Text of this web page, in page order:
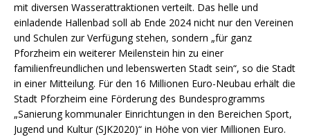
mit diversen Wasserattraktionen verteilt. Das helle und
einladende Hallenbad soll ab Ende 2024 nicht nur den Vereinen
und Schulen zur Verfügung stehen, sondern „für ganz
Pforzheim ein weiterer Meilenstein hin zu einer
familienfreundlichen und lebenswerten Stadt sein“, so die Stadt
in einer Mitteilung. Für den 16 Millionen Euro-Neubau erhält die
Stadt Pforzheim eine Förderung des Bundesprogramms
„Sanierung kommunaler Einrichtungen in den Bereichen Sport,
Jugend und Kultur (SJK2020)“ in Höhe von vier Millionen Euro.